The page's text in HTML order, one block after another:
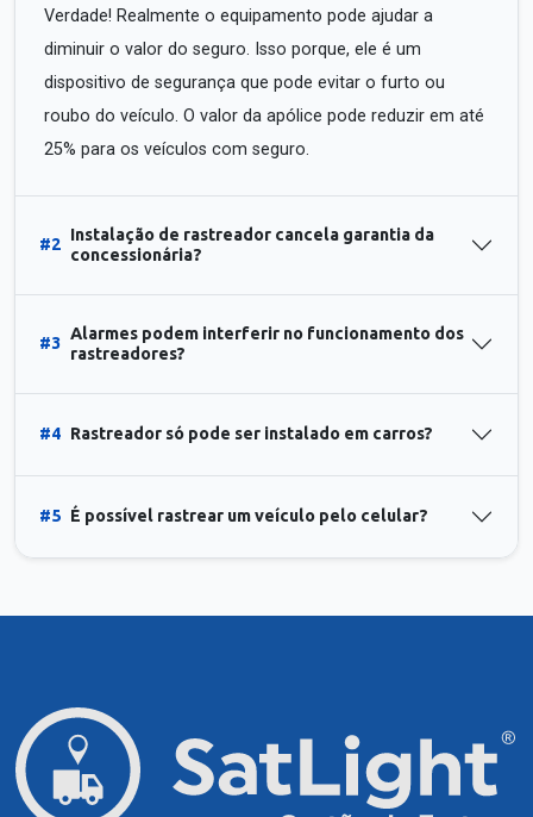
Verdade! Realmente o equipamento pode ajudar a
diminuir o valor do seguro. Isso porque, ele é um
dispositivo de segurança que pode evitar o furto ou
roubo do veículo. O valor da apólice pode reduzir em até
25% para os veículos com seguro.
#2
Instalação de rastreador cancela garantia da
concessionária?
#3
Alarmes podem interferir no funcionamento dos
rastreadores?
#4 Rastreador só pode ser instalado em carros?
#5 É possível rastrear um veículo pelo celular?